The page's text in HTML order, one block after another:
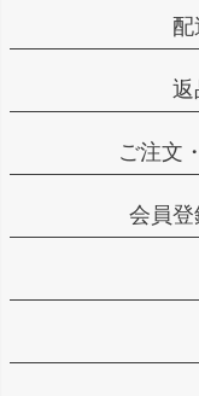
返
ご注文
会員登